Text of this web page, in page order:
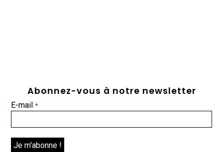
Abonnez-vous à notre newsletter
E-mail*